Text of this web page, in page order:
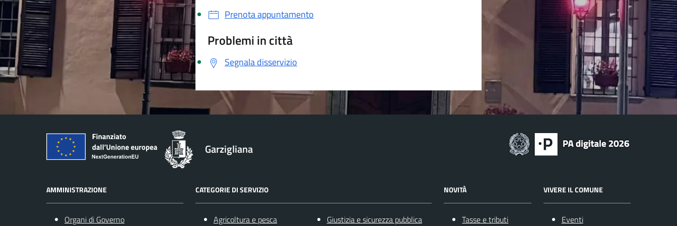
Prenota appuntamento
Problemi in città
Segnala disservizio
Garzigliana
AMMINISTRAZIONE
Organi di Governo
CATEGORIE DI SERVIZIO
Agricoltura e pesca
Giustizia e sicurezza pubblica
NOVITÀ
Tasse e tributi
VIVERE IL COMUNE
Eventi